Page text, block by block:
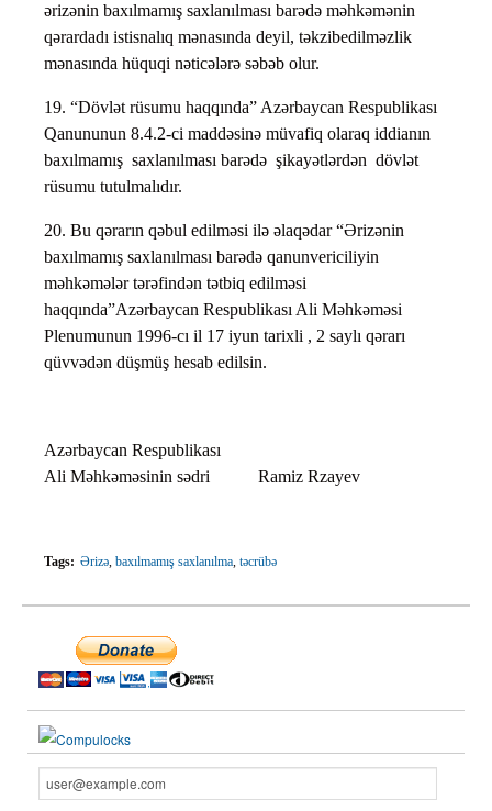
ərizənin baxılmamış saxlanılması barədə məhkəmənin
qərardadı istisnalıq mənasında deyil, təkzibedilməzlik
mənasında hüquqi nəticələrə səbəb olur.
19. “Dövlət rüsumu haqqında” Azərbaycan Respublikası
Qanununun 8.4.2-ci maddəsinə müvafiq olaraq iddianın
baxılmamış saxlanılması barədə şikayətlərdən dövlət
rüsumu tutulmalıdır.
20. Bu qərarın qəbul edilməsi ilə əlaqədar “Ərizənin
baxılmamış saxlanılması barədə qanunvericiliyin
məhkəmələr tərəfindən tətbiq edilməsi
haqqında”Azərbaycan Respublikası Ali Məhkəməsi
Plenumunun 1996-cı il 17 iyun tarixli , 2 saylı qərarı
qüvvədən düşmüş hesab edilsin.
Azərbaycan Respublikası
Ali Məhkəməsinin sədri Ramiz Rzayev
Tags: Ərizə, baxılmamış saxlanılma, təcrübə